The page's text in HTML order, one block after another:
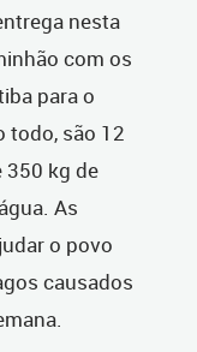
nesta
com os
para o
todo, são 12
350 kg de
As
o povo
causados